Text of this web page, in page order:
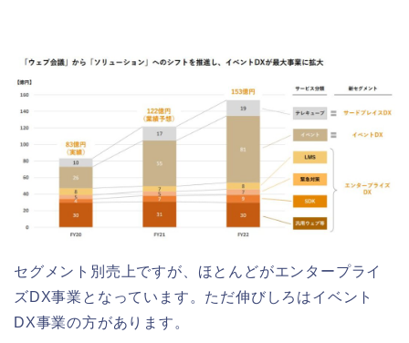
セグメント別売上ですが、ほとんどがエンタープライ
ズDX事業となっています。ただ伸びしろはイベント
DX事業の方があります。